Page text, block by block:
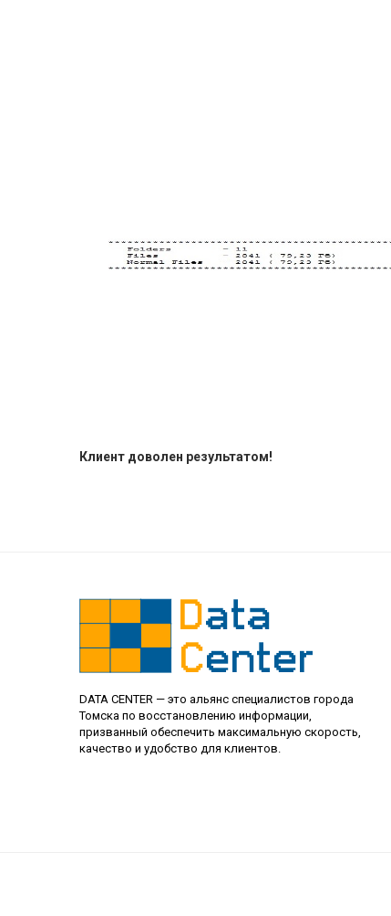
Клиент доволен результатом!
DATA CENTER — это альянс специалистов города
Томска по восстановлению информации,
призванный обеспечить максимальную скорость,
качество и удобство для клиентов.